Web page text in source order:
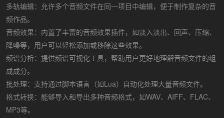
多轨编辑：允许多个音频文件在同一项目中编辑，便于制作复杂的音
频作品。
音频效果：内置了丰富的音频效果插件，如淡入淡出、回声、压缩、
降噪等，用户可以轻松添加或移除这些效果。
频谱分析：提供频谱可视化工具，帮助用户更好地理解音频文件的组
成成分。
批处理：支持通过脚本语言（如Lua）自动化处理大量音频文件。
格式转换：能够导入和导出多种音频格式，如WAV、AIFF、FLAC、
MP3等。